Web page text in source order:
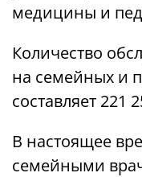
медицины и
Количество
на семейных и
составляет 221
В настоящее
семейными